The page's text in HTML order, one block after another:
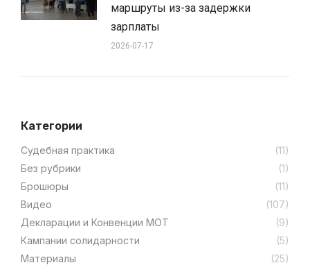
маршруты из-за задержки
зарплаты
2026-07-17
Категории
Cудебная практика
(11)
Без рубрики
(1)
Брошюры
(11)
Видео
(107)
Декларации и Конвенции МОТ
(9)
Кампании солидарности
(5)
Материалы
(25)